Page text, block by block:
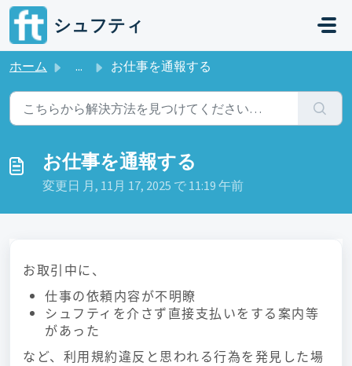
メインコンテンツに移動
シュフティ
ホーム ... お仕事を通報する
お仕事を通報する
変更日 月, 11月 17, 2025 で 11:19 午前
お取引中に、
仕事の依頼内容が不明瞭
シュフティを介さず直接支払いをする案内等
があった
など、利用規約違反と思われる行為を発見した場